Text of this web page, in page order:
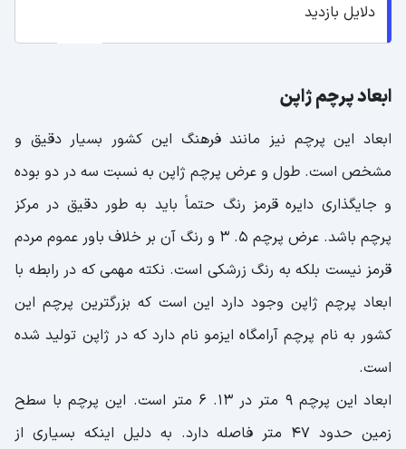
دلایل بازدید
ابعاد پرچم ژاپن
ابعاد این پرچم نیز مانند فرهنگ این کشور بسیار دقیق و
مشخص است. طول و عرض پرچم ژاپن به نسبت سه در دو بوده
و جایگذاری دایره قرمز رنگ حتماً باید به طور دقیق در مرکز
پرچم باشد. عرض پرچم ۵. ۳ و رنگ آن بر خلاف باور عموم مردم
قرمز نیست بلکه به رنگ زرشکی است. نکته مهمی که در رابطه با
ابعاد پرچم ژاپن وجود دارد این است که بزرگترین پرچم این
کشور به نام پرچم آرامگاه ایزمو نام دارد که در ژاپن تولید شده
است.
ابعاد این پرچم ۹ متر در ۱۳. ۶ متر است. این پرچم با سطح
زمین حدود ۴۷ متر فاصله دارد. به دلیل اینکه بسیاری از